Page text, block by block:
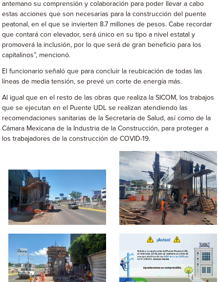
antemano su comprensión y colaboración para poder llevar a cabo
estas acciones que son necesarias para la construcción del puente
peatonal, en el que se invierten 8.7 millones de pesos. Cabe recordar
que contará con elevador, será único en su tipo a nivel estatal y
promoverá la inclusión, por lo que será de gran beneficio para los
capitalinos”, mencionó.
El funcionario señaló que para concluir la reubicación de todas las
líneas de media tensión, se prevé un corte de energía más.
Al igual que en el resto de las obras que realiza la SICOM, los trabajos
que se ejecutan en el Puente UDL se realizan atendiendo las
recomendaciones sanitarias de la Secretaría de Salud, así como de la
Cámara Mexicana de la Industria de la Construcción, para proteger a
los trabajadores de la construcción de COVID-19.